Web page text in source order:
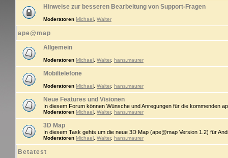
Hinweise zur besseren Bearbeitung von Support-Fragen
Moderatoren Michael Walter
ape@map
Allgemein
Moderatoren Michael Walter, hans.maurer
Mobiltelefone
Moderatoren Michael Walter, hans.maurer
Neue Features und Visionen
In diesem Forum können Wünsche und Anregungen für die kommenden
Moderatoren Michael Walter, hans.maurer
3D Map
In diesem Task gehts um die neue 3D Map (ape@map Version 1.2) für
Moderatoren Michael Walter, hans.maurer
Betatest